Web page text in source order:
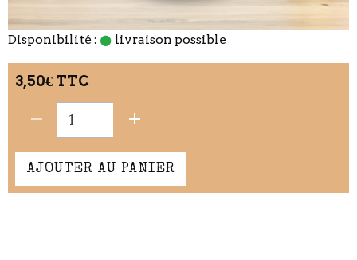
Disponibilité : livraison possible
3,50€ TTC
AJOUTER AU PANIER